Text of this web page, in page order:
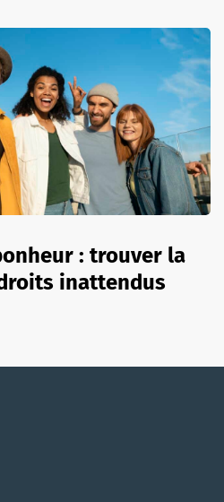
: trouver la
inattendus